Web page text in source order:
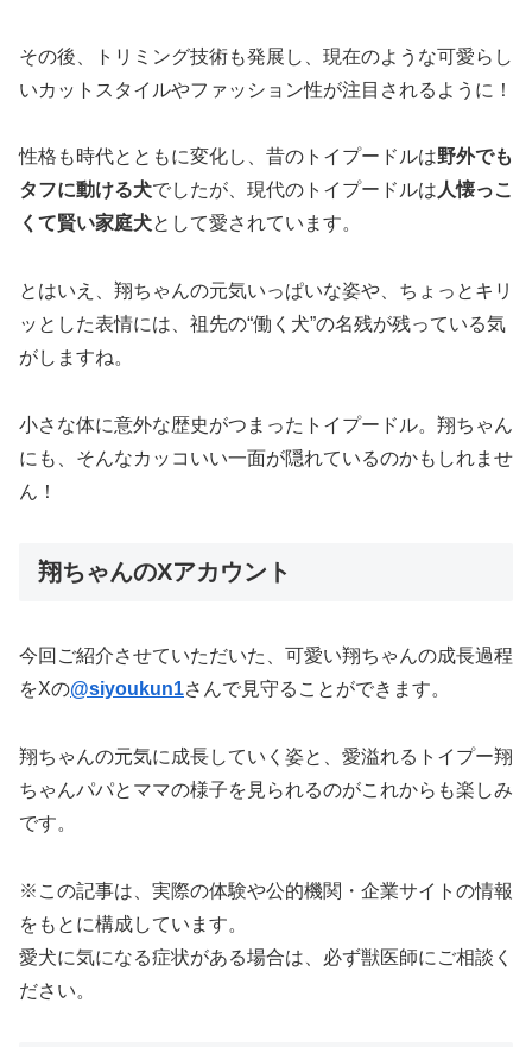
その後、トリミング技術も発展し、現在のような可愛らし
いカットスタイルやファッション性が注目されるように！
性格も時代とともに変化し、昔のトイプードルは野外でも
タフに動ける犬でしたが、現代のトイプードルは 人懐っこ
くて賢い家庭犬として愛されています。
とはいえ、翔ちゃんの元気いっぱいな姿や、ちょっとキリ
ッとした表情には、祖先の“働く犬”の名残が残っている気
がしますね。
小さな体に意外な歴史がつまったトイプードル。翔ちゃん
にも、そんなカッコいい一面が隠れているのかもしれませ
ん！
翔ちゃんのXアカウント
今回ご紹介させていただいた、可愛い翔ちゃんの成長過程
をXの@siyoukun1さんで見守ることができます。
翔ちゃんの元気に成長していく姿と、愛溢れるトイプー翔
ちゃんパパとママの様子を見られるのがこれからも楽しみ
です。
※この記事は、実際の体験や公的機関・企業サイトの情報
をもとに構成しています。
愛犬に気になる症状がある場合は、必ず獣医師にご相談く
ださい。